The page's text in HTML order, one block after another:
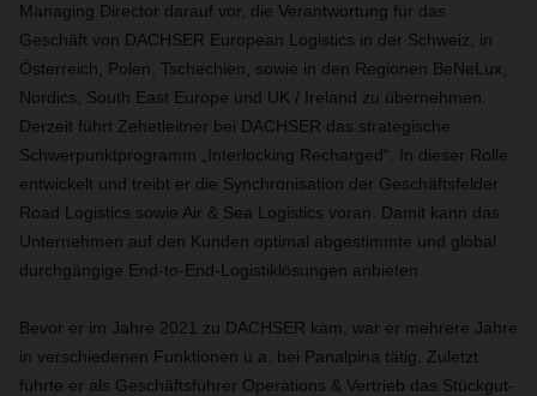
Managing Director darauf vor, die Verantwortung für das
Geschäft von DACHSER European Logistics in der Schweiz, in
Österreich, Polen, Tschechien, sowie in den Regionen BeNeLux,
Nordics, South East Europe und UK / Ireland zu übernehmen.
Derzeit führt Zehetleitner bei DACHSER das strategische
Schwerpunktprogramm „Interlocking Recharged“. In dieser Rolle
entwickelt und treibt er die Synchronisation der Geschäftsfelder
Road Logistics sowie Air & Sea Logistics voran. Damit kann das
Unternehmen auf den Kunden optimal abgestimmte und global
durchgängige End-to-End-Logistiklösungen anbieten.
Bevor er im Jahre 2021 zu DACHSER kam, war er mehrere Jahre
in verschiedenen Funktionen u.a. bei Panalpina tätig. Zuletzt
führte er als Geschäftsführer Operations & Vertrieb das Stückgut-